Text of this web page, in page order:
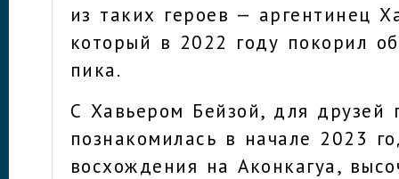
из таких героев — аргентинец
который в 2022 году покорил
пика.
С Хавьером Бейзой, для друзей
познакомилась в начале 2023
восхождения на Аконкагуа,